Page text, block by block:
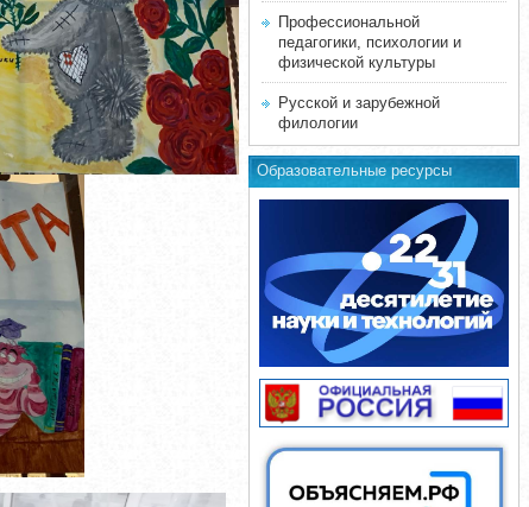
Профессиональной
педагогики, психологии и
физической культуры
Русской и зарубежной
филологии
Образовательные ресурсы